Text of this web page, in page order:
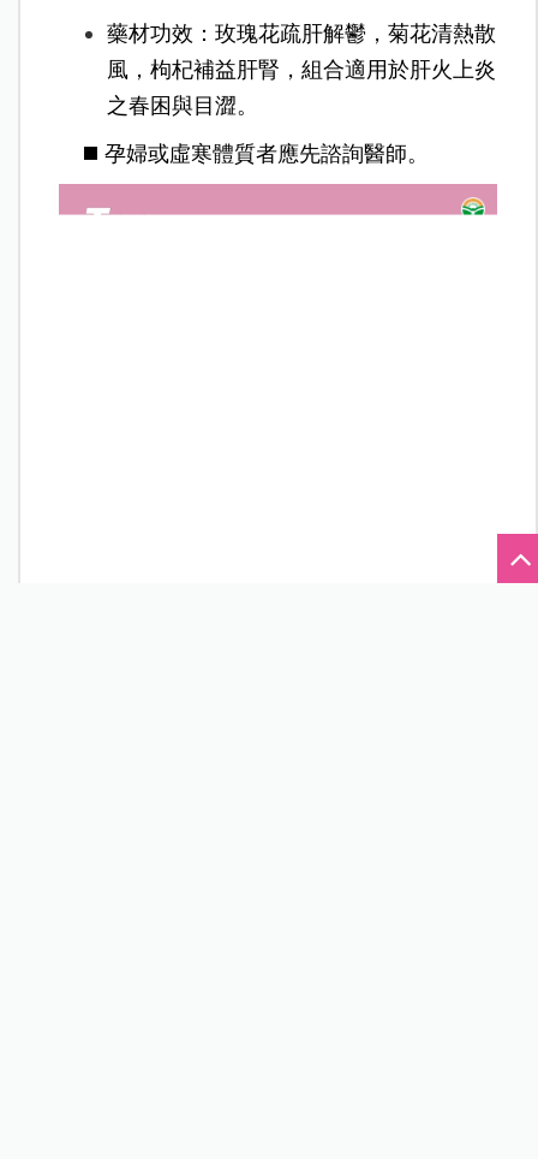
藥材功效：玫瑰花疏肝解鬱，菊花清熱散
風，枸杞補益肝腎，組合適用於肝火上炎
之春困與目澀。
◼️ 孕婦或虛寒體質者應先諮詢醫師。